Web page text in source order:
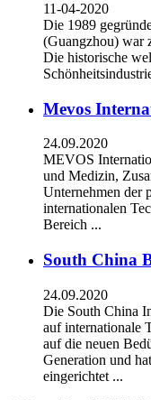
11-04-2020
Die 1989
(Guangzhou) war
Die historische
Mevos
24.09.2020
MEVOS
und Medizin,
Unternehmen der
internationalen
Bereich ...
South China
24.09.2020
Die South China
auf internationale
auf die neuen
Generation und
eingerichtet ...